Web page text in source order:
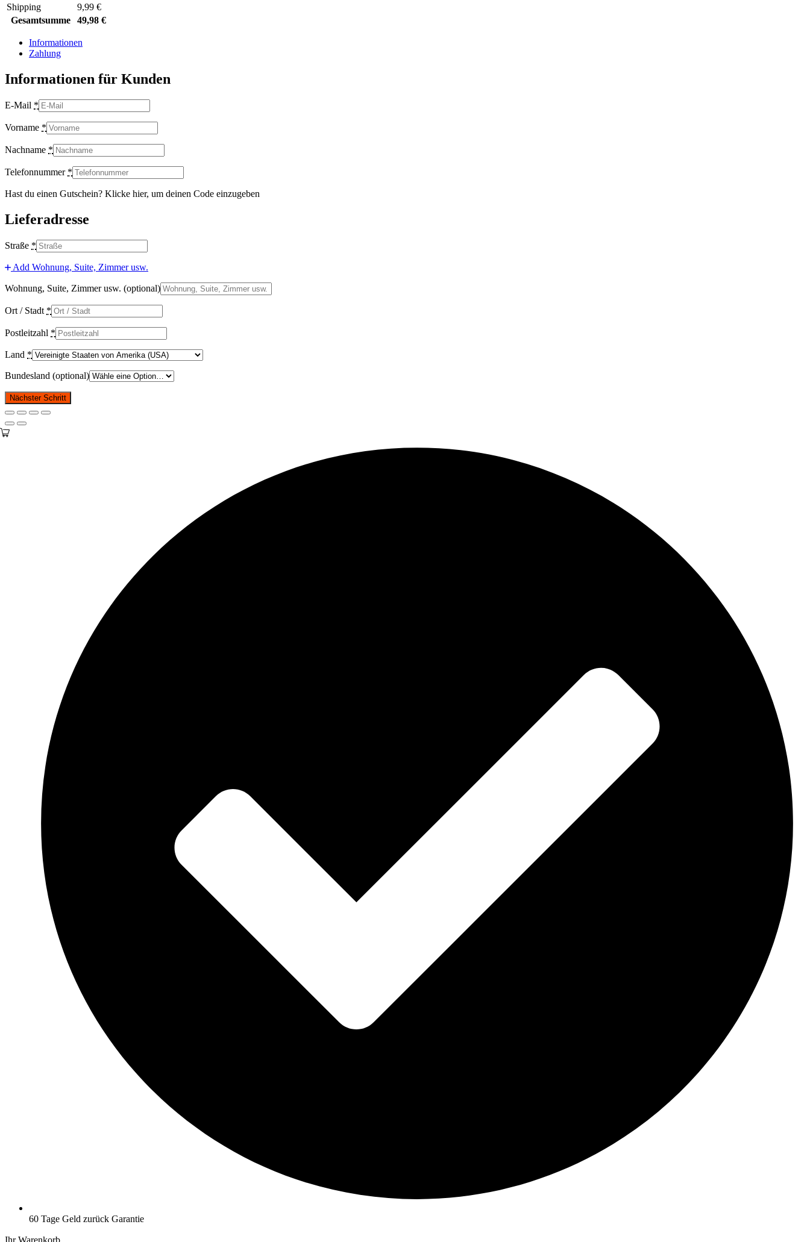
Shipping
9,99 €
Gesamtsumme
49,98 €
Informationen
Zahlung
Informationen für Kunden
E-Mail *
Vorname *
Nachname *
Telefonnummer *
Hast du einen Gutschein? Klicke hier, um deinen Code einzugeben
Lieferadresse
Straße *
Add Wohnung, Suite, Zimmer usw.
Wohnung, Suite, Zimmer usw. (optional)
Ort / Stadt *
Postleitzahl *
Land *
Bundesland (optional)
Nächster Schritt
60 Tage Geld zurück Garantie
Ihr Warenkorb